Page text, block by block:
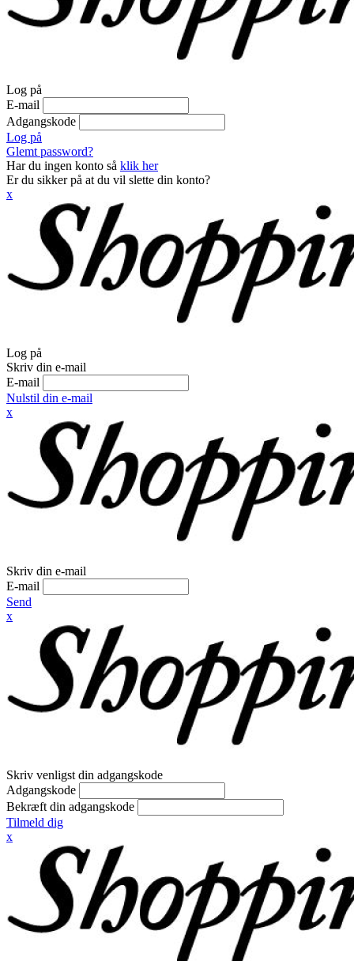
Log på
E-mail
Adgangskode
Log på
Glemt password?
Har du ingen konto så klik her
Er du sikker på at du vil slette din konto?
x
Log på
Skriv din e-mail
E-mail
Nulstil din e-mail
x
Skriv din e-mail
E-mail
Send
x
Skriv venligst din adgangskode
Adgangskode
Bekræft din adgangskode
Tilmeld dig
x